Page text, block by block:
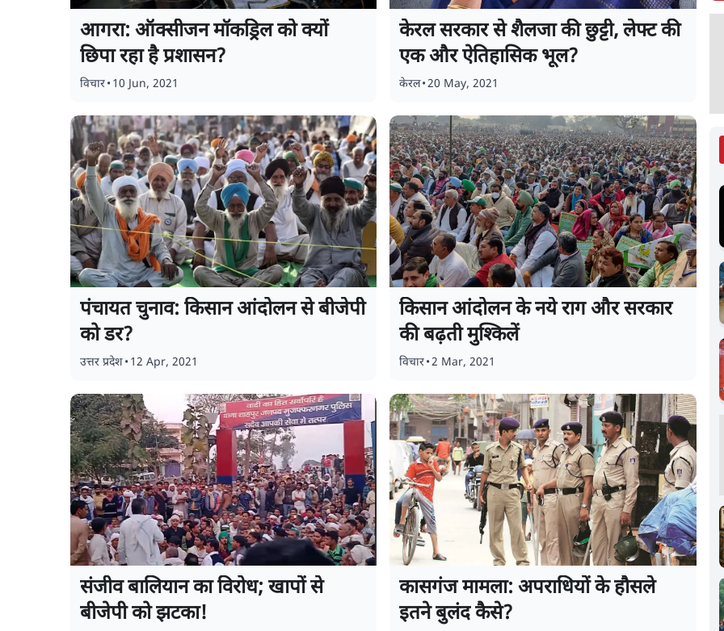
आगरा: ऑक्सीजन मॉकड्रिल को क्यों
छिपा रहा है प्रशासन?
विचार• 10 Jun, 2021
केरल सरकार से शैलजा की छुट्टी, लेफ्ट की
एक और ऐतिहासिक भूल?
केरल•20 May, 2021
पंचायत चुनाव: किसान आंदोलन से बीजेपी
को डर?
उत्तर प्रदेश• 12 Apr, 2021
किसान आंदोलन के नये राग और सरकार
की बढ़ती मुश्किलें
विचार•2 Mar, 2021
संजीव बालियान का विरोध; खापों से
बीजेपी को झटका!
कासगंज मामला: अपराधियों के हौसले
इतने बुलंद कैसे?